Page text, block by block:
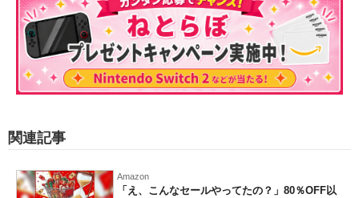
関連記事
Amazon
「え、こんなセールやってたの？」80％OFF以